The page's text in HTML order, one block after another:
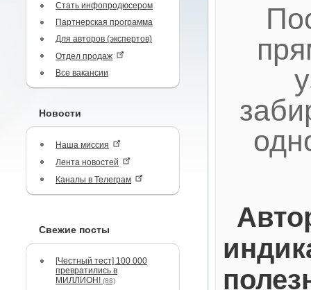
Стать инфопродюсером
Партнерская программа
Для авторов (экспертов)
Отдел продаж
Все вакансии
Новости
Наша миссия
Лента новостей
Каналы в Телеграм
Свежие посты
[Честный тест] 100 000
превратились в
МИЛЛИОН! (88)